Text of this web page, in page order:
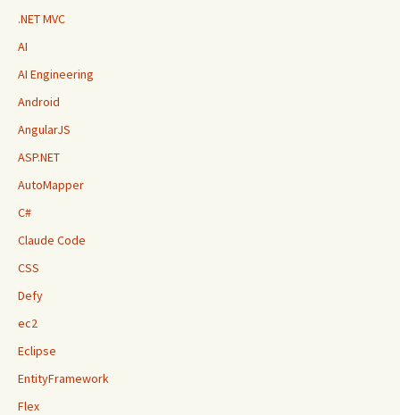
.NET MVC
AI
AI Engineering
Android
AngularJS
ASP.NET
AutoMapper
C#
Claude Code
CSS
Defy
ec2
Eclipse
EntityFramework
Flex